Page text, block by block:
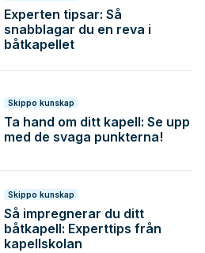
Experten tipsar: Så
snabblagar du en reva i
båtkapellet
Skippo kunskap
Ta hand om ditt kapell: Se upp
med de svaga punkterna!
Skippo kunskap
Så impregnerar du ditt
båtkapell: Experttips från
kapellskolan